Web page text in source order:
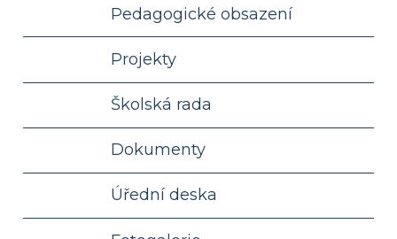
Pedagogické obsazení
Projekty
Školská rada
Dokumenty
Úřední deska